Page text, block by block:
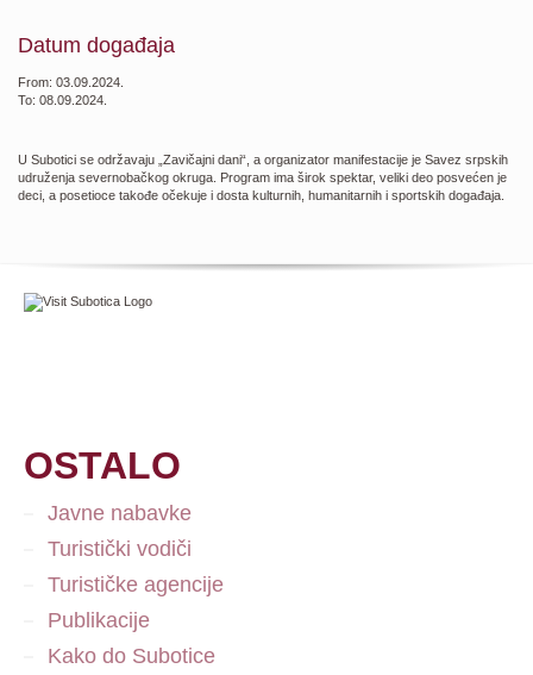
Datum događaja
From: 03.09.2024.
To: 08.09.2024.
U Subotici se održavaju „Zavičajni dani“, a organizator manifestacije je Savez srpskih
udruženja severnobačkog okruga. Program ima širok spektar, veliki deo posvećen je
deci, a posetioce takođe očekuje i dosta kulturnih, humanitarnih i sportskih događaja.
OSTALO
Javne nabavke
Turistički vodiči
Turističke agencije
Publikacije
Kako do Subotice